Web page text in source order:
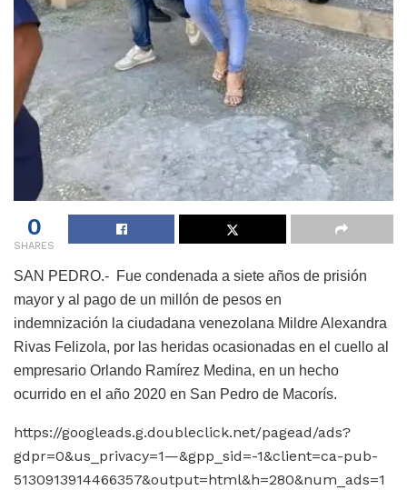
0
SHARES
SAN PEDRO.- Fue condenada a siete años de prisión
mayor y al pago de un millón de pesos en
indemnización la ciudadana venezolana Mildre Alexandra
Rivas Felizola, por las heridas ocasionadas en el cuello al
empresario Orlando Ramírez Medina, en un hecho
ocurrido en el año 2020 en San Pedro de Macorís.
https://googleads.g.doubleclick.net/pagead/ads?
gdpr=0&us_privacy=1—&gpp_sid=-1&client=ca-pub-
5130913914466357&output=html&h=280&num_ads=1